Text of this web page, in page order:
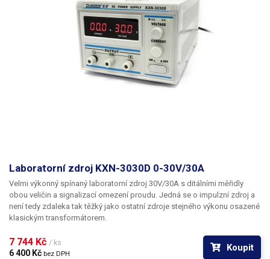
Laboratorní zdroj KXN-3030D 0-30V/30A
Velmi výkonný spínaný laboratorní zdroj 30V/30A s ditálními měřidly
obou veličin a signalizací omezení proudu. Jedná se o impulzní zdroj a
není tedy zdaleka tak těžký jako ostatní zdroje stejného výkonu osazené
klasickým transformátorem.
7 744 Kč / ks
6 400 Kč bez DPH
Koupit